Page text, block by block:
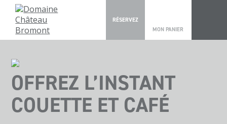
RÉSERVEZ
MON PANIER
OFFREZ L’INSTANT
COUETTE ET CAFÉ